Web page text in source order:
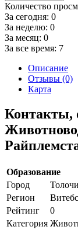
Количество
За сегодня: 0
За неделю: 0
За месяц: 0
За все время: 7
Описание
Отзывы (0)
Карта
Контакты,
Образование
Город
Регион
Рейтинг
0
Категория